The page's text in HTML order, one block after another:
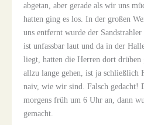
abgetan, aber gerade als wir uns
hatten ging es los. In der großen
uns entfernt wurde der Sandstrahler
ist unfassbar laut und da in der
liegt, hatten die Herren dort
allzu lange gehen, ist ja schließlich
naiv, wie wir sind. Falsch gedacht!
morgens früh um 6 Uhr an, dann
gemacht.